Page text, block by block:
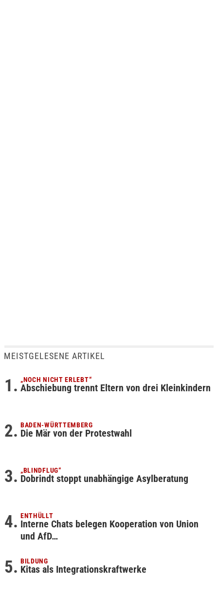
MEISTGELESENE ARTIKEL
„NOCH NICHT ERLEBT“
Abschiebung trennt Eltern von drei Kleinkindern
BADEN-WÜRTTEMBERG
Die Mär von der Protestwahl
„BLINDFLUG“
Dobrindt stoppt unabhängige Asylberatung
ENTHÜLLT
Interne Chats belegen Kooperation von Union
und AfD…
BILDUNG
Kitas als Integrationskraftwerke